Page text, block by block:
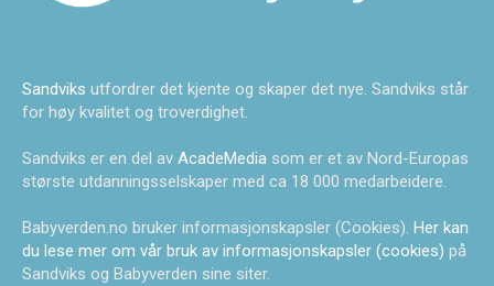
Sandviks utfordrer det kjente og skaper det nye. Sandviks står
for høy kvalitet og troverdighet.
Sandviks er en del av AcadeMedia som er et av Nord-Europas
største utdanningsselskaper med ca 18 000 medarbeidere.
Babyverden.no bruker informasjonskapsler (Cookies). Her kan
du lese mer om vår bruk av informasjonskapsler (cookies) på
Sandviks og Babyverden sine siter.